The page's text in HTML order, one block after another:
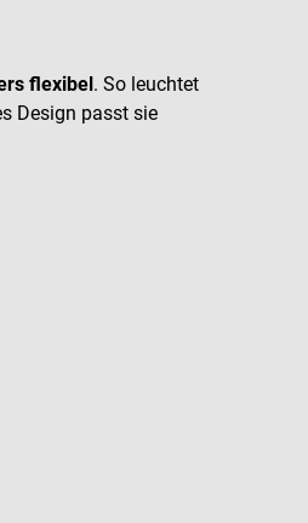
flexibel . So leuchtet
Design passt sie